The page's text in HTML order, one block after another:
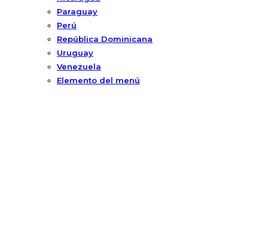
Paraguay
Perú
República Dominicana
Uruguay
Venezuela
Elemento del menú